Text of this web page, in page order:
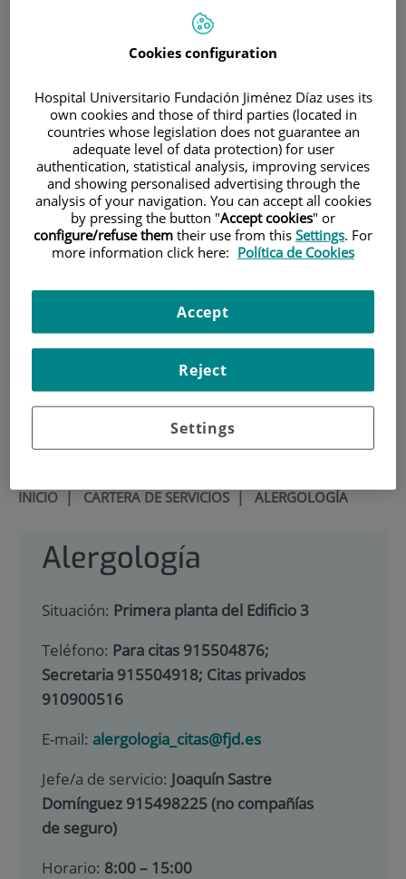
Investigación
Teléfono de atención al usuario
900 301 013
INICIO| CARTERA DE SERVICIOS| ALERGOLOGÍA
Alergología
Situación: Primera planta del Edificio 3
Teléfono: Para citas 915504876;
Secretaria 915504918; Citas privados
910900516
E-mail: alergologia_citas@fjd.es
Jefe/a de servicio: Joaquín Sastre
Domínguez 915498225 (no compañías
de seguro)
Horario: 8:00 – 15:00
Cookies configuration
Hospital Universitario Fundación Jiménez Díaz uses its
own cookies and those of third parties (located in
countries whose legislation does not guarantee an
adequate level of data protection) for user
authentication, statistical analysis, improving services
and showing personalised advertising through the
analysis of your navigation. You can accept all cookies
by pressing the button "Accept cookies" or
configure/refuse them their use from this Settings. For
more information click here: Política de Cookies
Settings
Reject
Accept